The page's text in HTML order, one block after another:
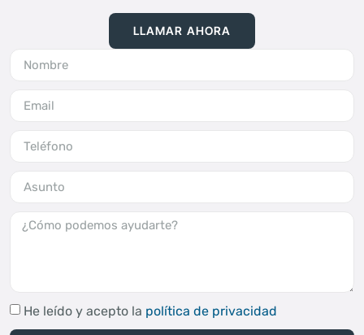
LLAMAR AHORA
He leído y acepto la política de privacidad